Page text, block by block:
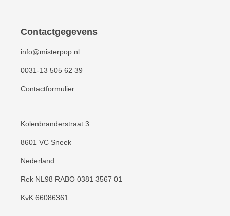
Contactgegevens
info@misterpop.nl
0031-13 505 62 39
Contactformulier
Kolenbranderstraat 3
8601 VC Sneek
Nederland
Rek NL98 RABO 0381 3567 01
KvK 66086361